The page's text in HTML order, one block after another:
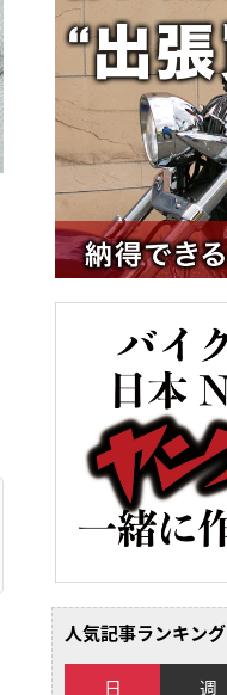
人気記事ランキング
日 週